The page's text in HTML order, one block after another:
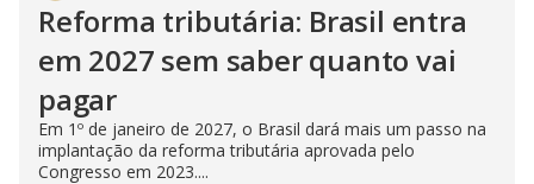
Reforma tributária: Brasil entra
em 2027 sem saber quanto vai
pagar
Em 1º de janeiro de 2027, o Brasil dará mais um passo na
implantação da reforma tributária aprovada pelo
Congresso em 2023....